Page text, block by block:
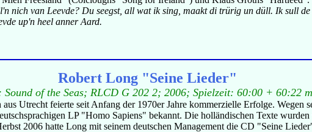
nich van Leevde? Du seegst, all wat ik sing, maakt di trürig un düll. Ik sull
up'n heel anner Aard.
Robert Long "Seine Lieder"
Sound of the Seas; RLCD G 202 2; 2006; Spielzeit: 60:00 + 60:22
Utrecht feierte seit Anfang der 1970er Jahre kommerzielle Erfolge. Wegen
LP "Homo Sapiens" bekannt. Die holländischen Texte
2006 hatte Long mit seinem deutschen Management die CD "Seine